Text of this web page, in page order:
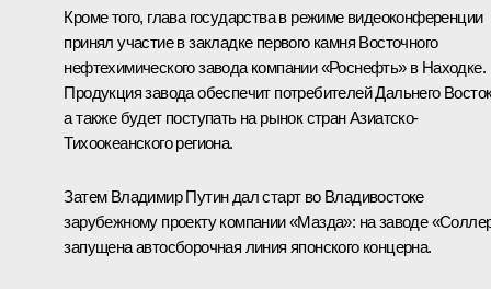
Кроме того, глава государства в режиме видеоконференции
принял участие в закладке первого камня Восточного
нефтехимического завода компании «Роснефть» в Находке.
Продукция завода обеспечит потребителей Дальнего
а также будет поступать на рынок стран Азиатско-
Тихоокеанского региона.
Затем Владимир Путин дал старт во Владивостоке
зарубежному проекту компании «Мазда»: на заводе
запущена автосборочная линия японского концерна.